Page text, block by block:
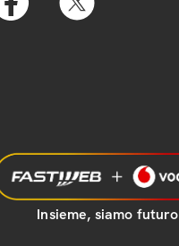
Insieme, siamo futuro